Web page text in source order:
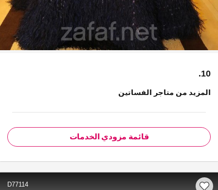
10.
المزيد من متاجر الفساتين
قائمة مزودي الخدمات
D77114